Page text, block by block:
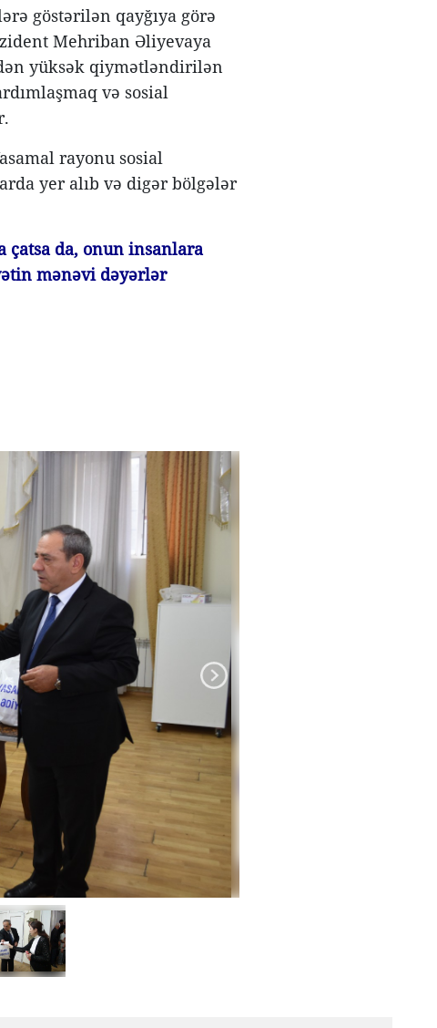
göstərilən qayğıya görə
Mehriban Əliyevaya
yüksək qiymətləndirilən
və sosial
rayonu sosial
yer alıb və digər bölgələr
da, onun insanlara
mənəvi dəyərlər